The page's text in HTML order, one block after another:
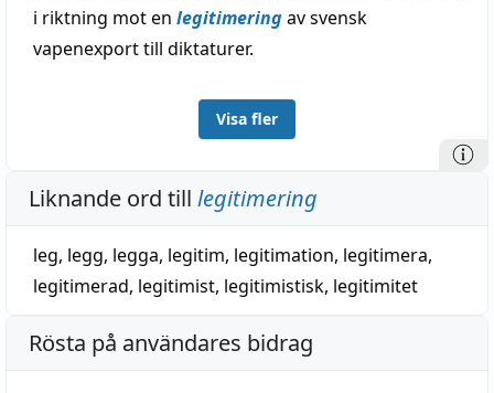
i riktning mot en legitimeringav svensk
vapenexport till diktaturer.
Visa fler
Liknande ord till legitimering
leg, legg, legga, legitim, legitimation, legitimera,
legitimerad, legitimist, legitimistisk, legitimitet
Rösta på användares bidrag